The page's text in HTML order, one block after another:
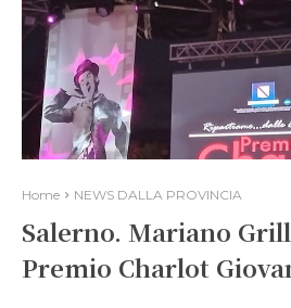
Home NEWS DALLA PROVINCIA
Salerno. Mariano
Premio Charlot